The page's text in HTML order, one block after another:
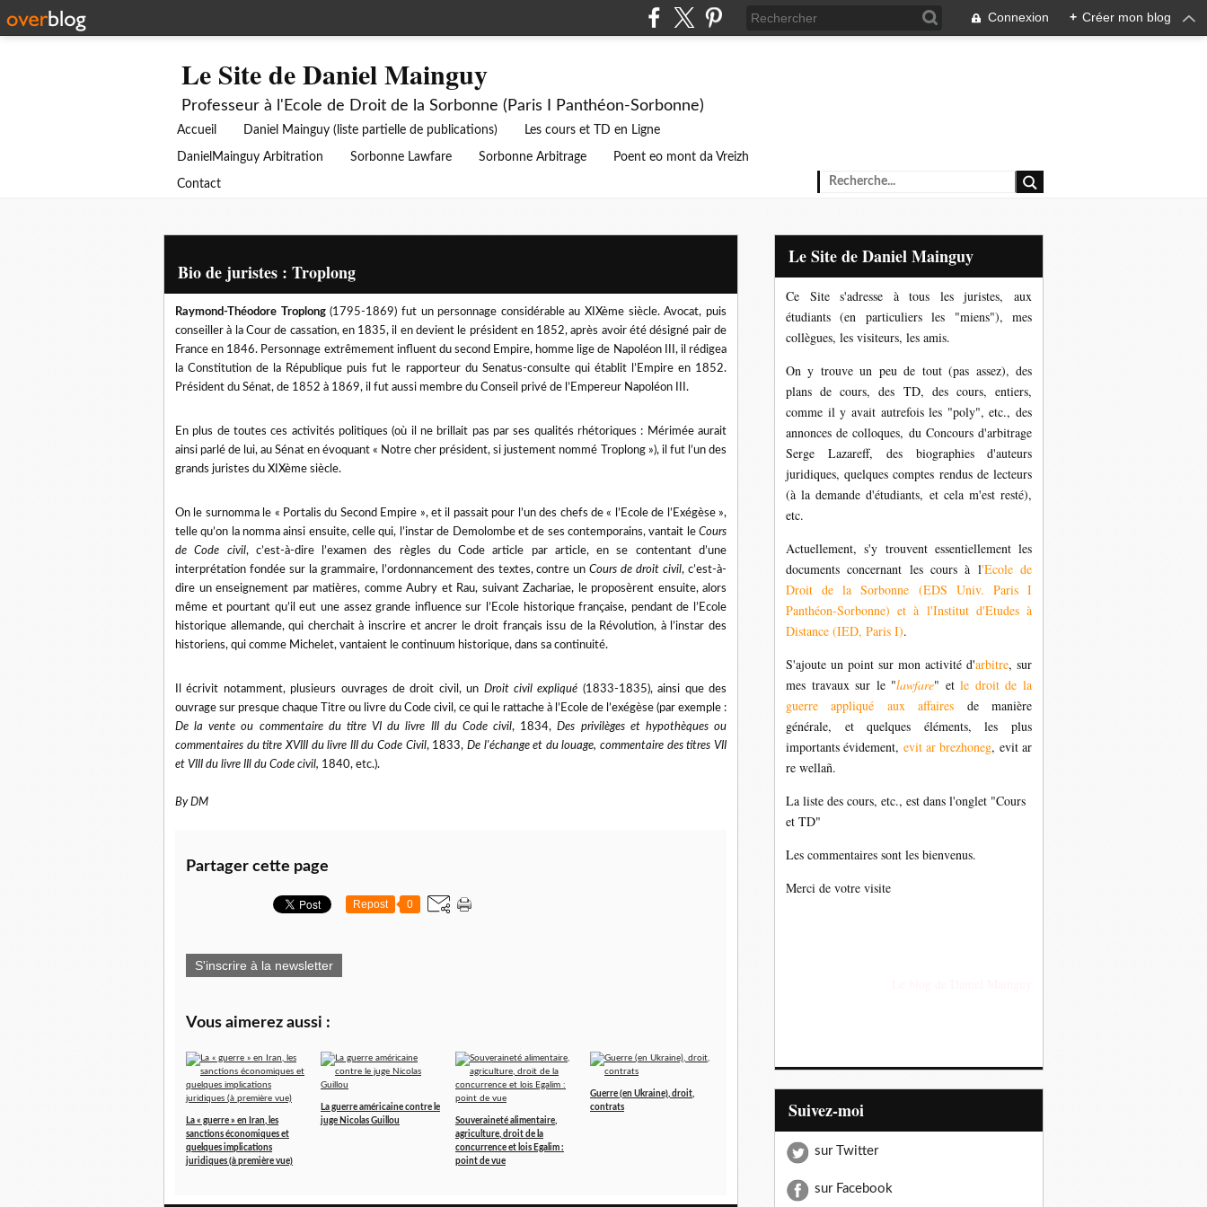
Connexion + Créer mon blog
Le Site de Daniel Mainguy
Professeur à l'Ecole de Droit de la Sorbonne (Paris I Panthéon-Sorbonne)
Accueil Daniel Mainguy (liste partielle de publications) Les cours et TD en Ligne
DanielMainguy Arbitration Sorbonne Lawfare Sorbonne Arbitrage Poent eo mont da Vreizh
Contact
Bio de juristes : Troplong
Raymond-Théodore Troplong (1795-1869) fut un personnage considérable au XIXème siècle. Avocat, puis
conseiller à la Cour de cassation, en 1835, il en devient le président en 1852, après avoir été désigné pair de
France en 1846. Personnage extrêmement influent du second Empire, homme lige de Napoléon III, il rédigea
la Constitution de la République puis fut le rapporteur du Senatus-consulte qui établit l’Empire en 1852.
Président du Sénat, de 1852 à 1869, il fut aussi membre du Conseil privé de l’Empereur Napoléon III.
En plus de toutes ces activités politiques (où il ne brillait pas par ses qualités rhétoriques : Mérimée aurait
ainsi parlé de lui, au Sénat en évoquant « Notre cher président, si justement nommé Troplong »), il fut l’un des
grands juristes du XIXème siècle.
On le surnomma le « Portalis du Second Empire », et il passait pour l’un des chefs de « l’Ecole de l’Exégèse »,
telle qu’on la nomma ainsi ensuite, celle qui, l’instar de Demolombe et de ses contemporains, vantait le Cours
de Code civil, c’est-à-dire l’examen des règles du Code article par article, en se contentant d’une
interprétation fondée sur la grammaire, l’ordonnancement des textes, contre unCours de droit civil, c’est-à-
dire un enseignement par matières, comme Aubry et Rau, suivant Zachariae, le proposèrent ensuite, alors
même et pourtant qu’il eut une assez grande influence sur l’Ecole historique française, pendant de l’Ecole
historique allemande, qui cherchait à inscrire et ancrer le droit français issu de la Révolution, à l’instar des
historiens, qui comme Michelet, vantaient le continuum historique, dans sa continuité.
Il écrivit notamment, plusieurs ouvrages de droit civil, un Droit civil expliqué (1833-1835), ainsi que des
ouvrage sur presque chaque Titre ou livre du Code civil, ce qui le rattache à l’Ecole de l’exégèse (par exemple :
De la vente ou commentaire du titre VI du livre III du Code civil, 1834,Des privilèges et hypothèques ou
commentaires du titre XVIII du livre III du Code Civil, 1833, De l'échange et du louage, commentaire des titres VII
et VIII du livre IIl du Code civil, 1840, etc.).
By DM
Partager cette page
Repost 0
S'inscrire à la newsletter
Vous aimerez aussi :
La « guerre » en Iran, les
sanctions économiques et
quelques implications
juridiques (à première vue)
La guerre américaine contre le
juge Nicolas Guillou
Souveraineté alimentaire,
agriculture, droit de la
concurrence et lois Egalim :
point de vue
Guerre (en Ukraine), droit,
contrats
Le Site de Daniel Mainguy
Ce Site s'adresse à tous les juristes, aux
étudiants (en particuliers les "miens"), mes
collègues, les visiteurs, les amis.
On y trouve un peu de tout (pas assez), des
plans de cours, des TD, des cours, entiers,
comme il y avait autrefois les "poly", etc., des
annonces de colloques, du Concours d'arbitrage
Serge Lazareff, des biographies d'auteurs
juridiques, quelques comptes rendus de lecteurs
(à la demande d'étudiants, et cela m'est resté),
etc.
Actuellement, s'y trouvent essentiellement les
documents concernant les cours à l'Ecole de
Droit de la Sorbonne (EDS Univ. Paris I
Panthéon-Sorbonne) et à l'Institut d'Etudes à
Distance (IED, Paris I).
S'ajoute un point sur mon activité d'arbitre, sur
mes travaux sur le "lawfare" etle droit de la
guerre appliqué aux affaires de manière
générale, et quelques éléments, les plus
importants évidement, evit ar brezhoneg, evit ar
re wellañ.
La liste des cours, etc., est dans l'onglet "Cours
et TD"
Les commentaires sont les bienvenus.
Merci de votre visite
Suivez-moi
sur Twitter
sur Facebook